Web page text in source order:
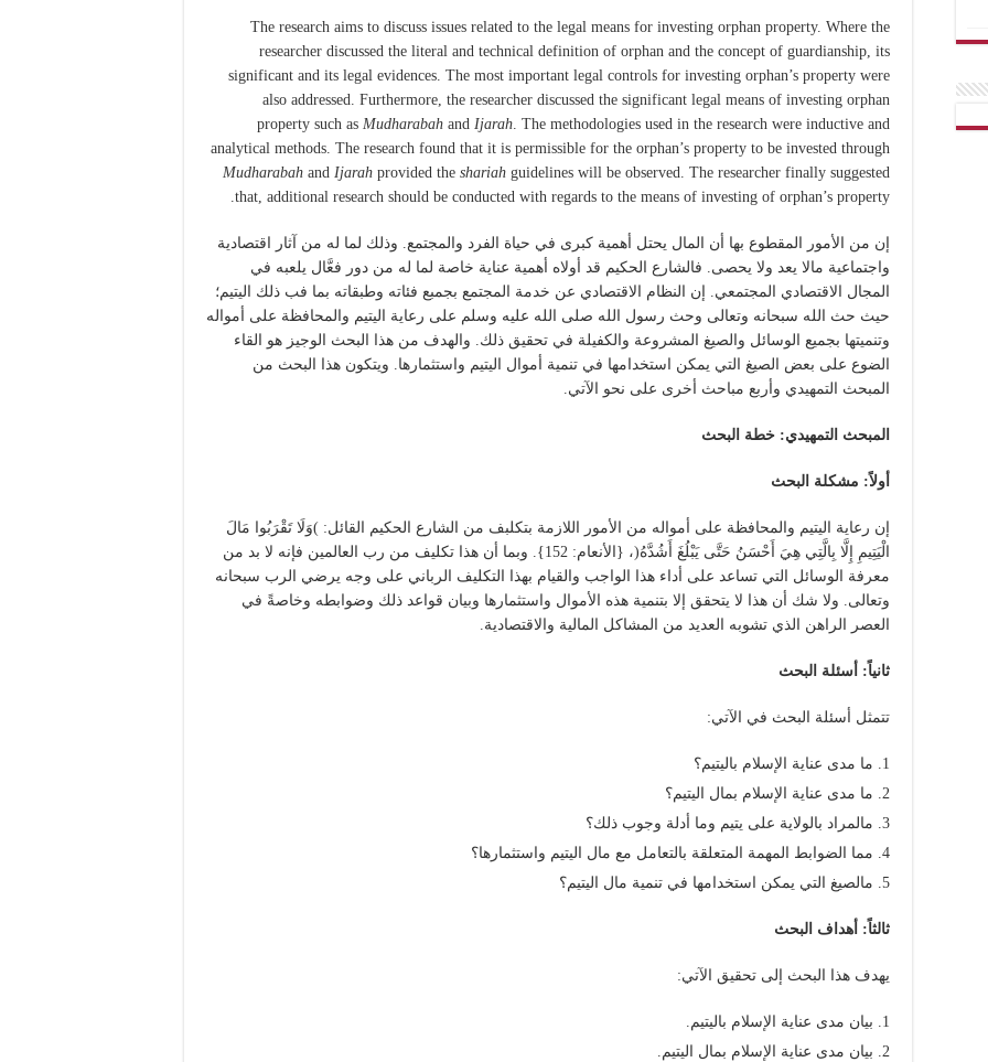
The research aims to discuss issues related to the legal means for investing orphan property. Where the
researcher discussed the literal and technical definition of orphan and the concept of guardianship, its
significant and its legal evidences. The most important legal controls for investing orphan’s property were
also addressed. Furthermore, the researcher discussed the significant legal means of investing orphan
property such as Mudharabah and Ijarah. The methodologies used in the research were inductive and
analytical methods. The research found that it is permissible for the orphan’s property to be invested through
Mudharabah and Ijarah provided the shariah guidelines will be observed. The researcher finally suggested
that, additional research should be conducted with regards to the means of investing of orphan’s property.
إن من الأمور المقطوع بها أن المال يحتل أهمية كبرى في حياة الفرد والمجتمع. وذلك لما له من آثار اقتصادية
واجتماعية مالا يعد ولا يحصى. فالشارع الحكيم قد أولاه أهمية عناية خاصة لما له من دور فعَّال يلعبه في
المجال الاقتصادي المجتمعي. إن النظام الاقتصادي عن خدمة المجتمع بجمبع فئاته وطبقاته بما فب ذلك اليتيم؛
حيث حث الله سبحانه وتعالى وحث رسول الله صلى الله عليه وسلم على رعاية اليتيم والمحافظة على أمواله
وتنميتها بجميع الوسائل والصيغ المشروعة والكفيلة في تحقيق ذلك. والهدف من هذا البحث الوجيز هو القاء
الضوع على بعض الصيغ التي يمكن استخدامها في تنمية أموال اليتيم واستثمارها. ويتكون هذا البحث من
المبحث التمهيدي وأربع مباحث أخرى على نحو الآتي.
المبحث التمهيدي: خطة البحث
أولاً: مشكلة البحث
إن رعاية اليتيم والمحافظة على أمواله من الأمور اللازمة بتكلبف من الشارع الحكيم القائل: )وَلَا تَقْرَبُوا مَالَ
الْيَتِيمِ إِلَّا بِالَّتِي هِيَ أَحْسَنُ حَتَّى يَبْلُغَ أَشُدَّهُ(، {الأنعام: 152}. وبما أن هذا تكليف من رب العالمين فإنه لا بد من
معرفة الوسائل التي تساعد على أداء هذا الواجب والقيام بهذا التكليف الرباني على وجه يرضي الرب سبحانه
وتعالى. ولا شك أن هذا لا يتحقق إلا بتنمية هذه الأموال واستثمارها وبيان قواعد ذلك وضوابطه وخاصةً في
العصر الراهن الذي تشوبه العديد من المشاكل المالية والاقتصادية.
ثانياً: أسئلة البحث
تتمثل أسئلة البحث في الآتي:
ما مدى عناية الإسلام باليتيم؟
ما مدى عناية الإسلام بمال اليتيم؟
مالمراد بالولاية على يتيم وما أدلة وجوب ذلك؟
مما الضوابط المهمة المتعلقة بالتعامل مع مال اليتيم واستثمارها؟
مالصيغ التي يمكن استخدامها في تنمية مال اليتيم؟
ثالثاً: أهداف البحث
يهدف هذا البحث إلى تحقيق الآتي:
بيان مدى عناية الإسلام باليتيم.
بيان مدى عناية الإسلام بمال اليتيم.